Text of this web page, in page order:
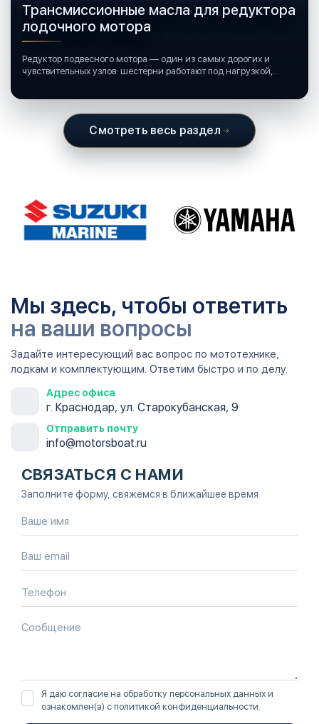
Трансмиссионные масла для редуктора
лодочного мотора
Редуктор подвесного мотора — один из самых дорогих и
чувствительных узлов: шестерни работают под нагрузкой,
Смотреть весь раздел
Мы здесь, чтобы ответить
на ваши вопросы
Задайте интересующий вас вопрос по мототехнике,
лодкам и комплектующим. Ответим быстро и по делу.
Адрес офиса
г. Краснодар, ул. Старокубанская, 9
Отправить почту
info@motorsboat.ru
СВЯЗАТЬСЯ С НАМИ
Заполните форму, свяжемся в ближайшее время
Я даю согласие на обработку персональных данных и
ознакомлен(а) с политикой конфиденциальности